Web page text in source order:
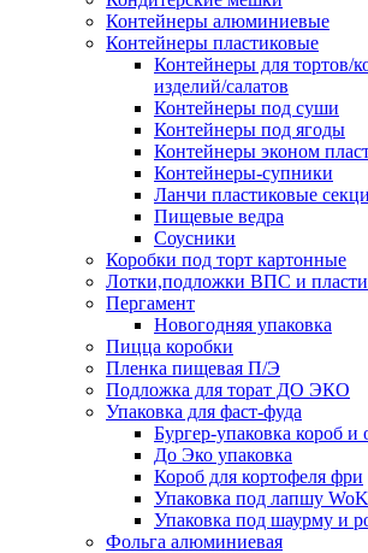
Контейнеры алюминиевые
Контейнеры пластиковые
Контейнеры для тортов/
изделий/салатов
Контейнеры под суши
Контейнеры под ягоды
Контейнеры эконом
Контейнеры-супники
Ланчи пластиковые
Пищевые ведра
Соусники
Коробки под торт картонные
Лотки,подложки ВПС и
Пергамент
Новогодняя упаковка
Пицца коробки
Пленка пищевая П/Э
Подложка для торат ДО ЭКО
Упаковка для фаст-фуда
Бургер-упаковка короб и
До Эко упаковка
Короб для кортофеля фри
Упаковка под лапшу WoK
Упаковка под шаурму и
Фольга алюминиевая